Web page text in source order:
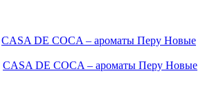
CASA DE COCA – ароматы Перу Новые
CASA DE COCA – ароматы Перу Новые